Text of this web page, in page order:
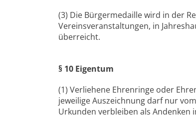
(3) Die Bürgermedaille wird in der
Vereinsveranstaltungen, in
überreicht.
§ 10 Eigentum
(1) Verliehene Ehrenringe oder
jeweilige Auszeichnung darf nur
Urkunden verbleiben als Andenken